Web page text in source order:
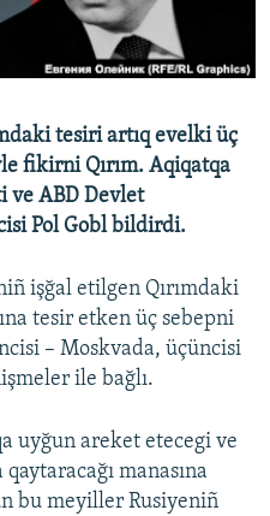
tesiri artıq evelki üç
fikirni Qırım. Aqiqatqa
ve ABD Devlet
Pol Gobl bildirdi.
işğal etilgen Qırımdaki
tesir etken üç sebepni
– Moskvada, üçüncisi
ile bağlı.
uyğun areket etecegi ve
qaytaracağı manasına
bu meyiller Rusiyeniñ